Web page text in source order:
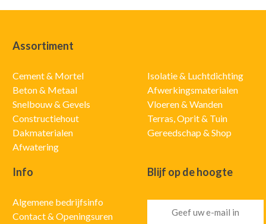
Assortiment
Cement & Mortel
Beton & Metaal
Snelbouw & Gevels
Constructiehout
Dakmaterialen
Afwatering
Isolatie & Luchtdichting
Afwerkingsmaterialen
Vloeren & Wanden
Terras, Oprit & Tuin
Gereedschap & Shop
Info
Algemene bedrijfsinfo
Contact & Openingsuren
Blijf op de hoogte